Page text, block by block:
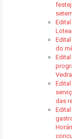
do
das